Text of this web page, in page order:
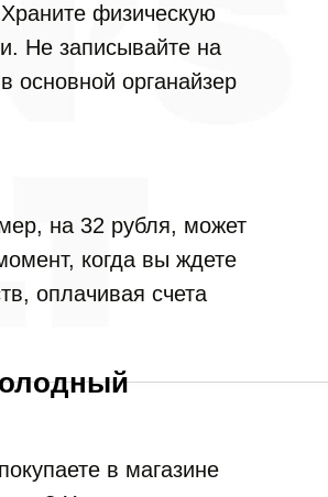
физическую
Не записывайте на
основной органайзер
на 32 рубля, может
когда вы ждете
оплачивая счета
в магазине